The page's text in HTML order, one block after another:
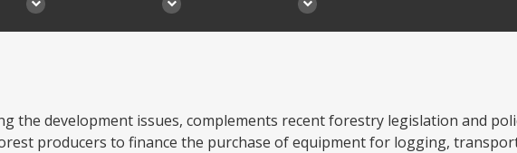
the development issues, complements recent forestry legislation and
producers to finance the purchase of equipment for logging,